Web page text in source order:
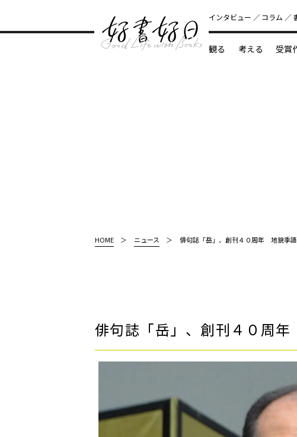
インタビュー コラム
観る 考える 受賞
HOME ニュース 俳句誌「岳」、創刊４０周年 地貌季
俳句誌「岳」、創刊４０周